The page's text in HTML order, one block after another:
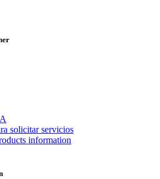
solicitar servicios
information